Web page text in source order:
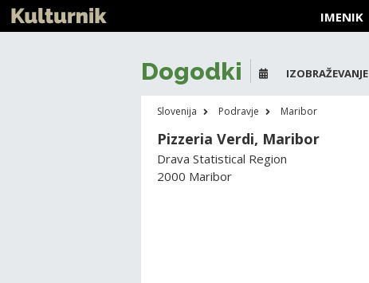
IMENIK
Dogodki IZOBRAŽEVANJE
Slovenija Podravje Maribor
Pizzeria Verdi, Maribor
Drava Statistical Region
2000 Maribor